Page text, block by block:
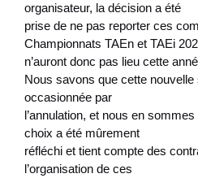
organisateur, la décision a été
prise de ne pas reporter ces
Championnats TAEn et TAEi
n’auront donc pas lieu cette
Nous savons que cette nouvelle
occasionnée par
l’annulation, et nous en
choix a été mûrement
réfléchi et tient compte des
l’organisation de ces